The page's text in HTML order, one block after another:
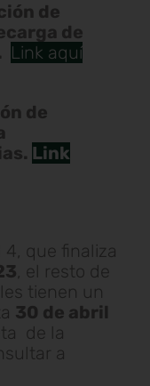
de
de
Link aquí
de
Link
que finaliza
, el resto de
tienen un
30 de abril
de la
a